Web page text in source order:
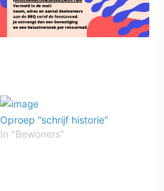
Oproep “schrijf historie”
In "Bewoners"